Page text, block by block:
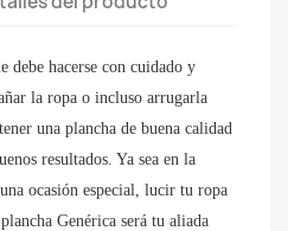
debe hacerse con cuidado y
la ropa o incluso arrugarla
una plancha de buena calidad
resultados. Ya sea en la
ocasión especial, lucir tu ropa
Genérica será tu aliada